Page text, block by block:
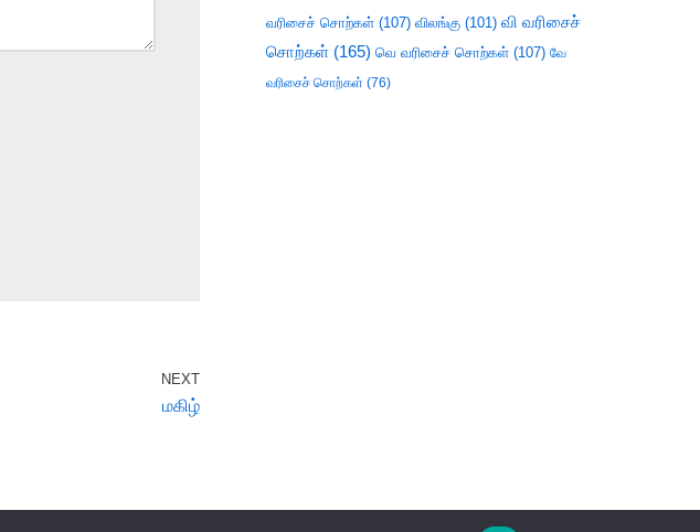
NEXT
மகிழ்
வரிசைச் சொற்கள் (107) விலங்கு (101) வி வரிசைச்
சொற்கள் (165) வெ வரிசைச் சொற்கள் (107) வே
வரிசைச் சொற்கள் (76)